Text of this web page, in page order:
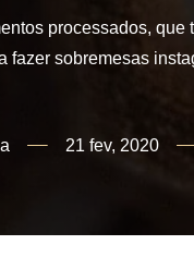
processados,
fazer sobremesas
21 fev, 2020